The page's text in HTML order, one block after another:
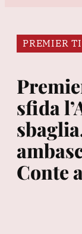
PREMIER
sfida
Conte